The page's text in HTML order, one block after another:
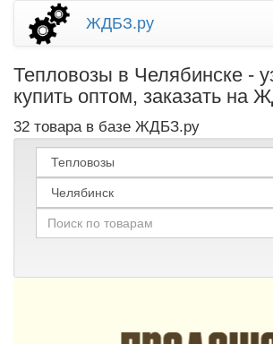
ЖДБЗ.ру
Тепловозы в Челябинске -
купить оптом, заказать на
32 товара в базе ЖДБЗ.ру